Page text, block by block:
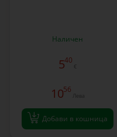
Наличен
540
€
1056
Лева
Добави в кошница